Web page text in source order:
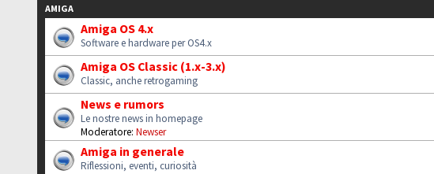
AMIGA
Amiga OS 4.x
Software e hardware per OS4.x
Amiga OS Classic (1.x-3.x)
Classic, anche retrogaming
News e rumors
Le nostre news in homepage
Moderatore: Newser
Amiga in generale
Riflessioni, eventi, curiosità